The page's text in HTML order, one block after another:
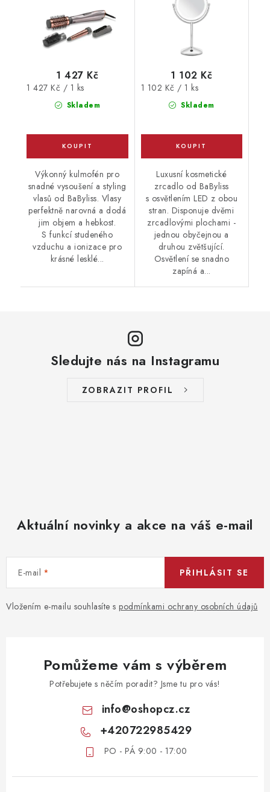
Skladem
1 427 Kč
Měrná
1 427 Kč / 1 ks
Výkonný kulmofén pro
snadné vysoušení a styling
vlasů od BaByliss. Vlasy
perfektně narovná a dodá
jim objem a hebkost.
S funkcí studeného
vzduchu a ionizace pro
krásné lesklé...
Skladem
1 102 Kč
Měrná
1 102 Kč / 1 ks
Luxusní kosmetické
zrcadlo od BaByliss
s osvětlením LED z obou
stran. Disponuje dvěmi
zrcadlovými plochami -
jednou obyčejnou a
druhou zvětšující.
Osvětlení se snadno
zapíná a...
Sledujte nás na Instagramu
ZOBRAZIT PROFIL
Aktuální novinky a akce na váš e-mail
E-mail
Vložením e-mailu souhlasíte s podmínkami ochrany osobních údajů
PŘIHLÁSIT SE
Pomůžeme vám s výběrem
Potřebujete s něčím poradit? Jsme tu pro vás!
info@oshopcz.cz
+420722985429
PO - PÁ 9:00 - 17:00